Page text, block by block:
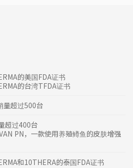
的美国FDA证书
的台湾TFDA证书
量超过500台
超过400台
PN，一款使用养殖鳟鱼的皮肤增强
和10THERA的泰国FDA证书